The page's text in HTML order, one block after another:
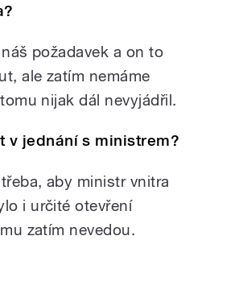
požadavek a on to
ale zatím nemáme
nijak dál nevyjádřil.
v jednání s ministrem?
aby ministr vnitra
i určité otevření
zatím nevedou.